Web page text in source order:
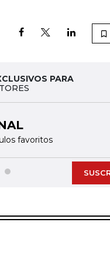
PARA
favoritos